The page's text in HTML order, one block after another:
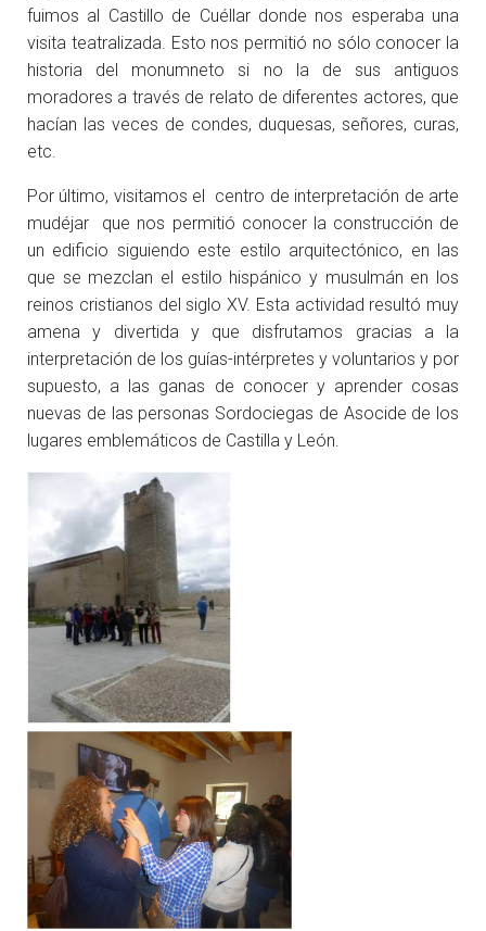
fuimos al Castillo de Cuéllar donde nos esperaba una
visita teatralizada. Esto nos permitió no sólo conocer la
historia del monumneto si no la de sus antiguos
moradores a través de relato de diferentes actores, que
hacían las veces de condes, duquesas, señores, curas,
etc.
Por último, visitamos el centro de interpretación de arte
mudéjar que nos permitió conocer la construcción de
un edificio siguiendo este estilo arquitectónico, en las
que se mezclan el estilo hispánico y musulmán en los
reinos cristianos del siglo XV. Esta actividad resultó muy
amena y divertida y que disfrutamos gracias a la
interpretación de los guías-intérpretes y voluntarios y por
supuesto, a las ganas de conocer y aprender cosas
nuevas de las personas Sordociegas de Asocide de los
lugares emblemáticos de Castilla y León.